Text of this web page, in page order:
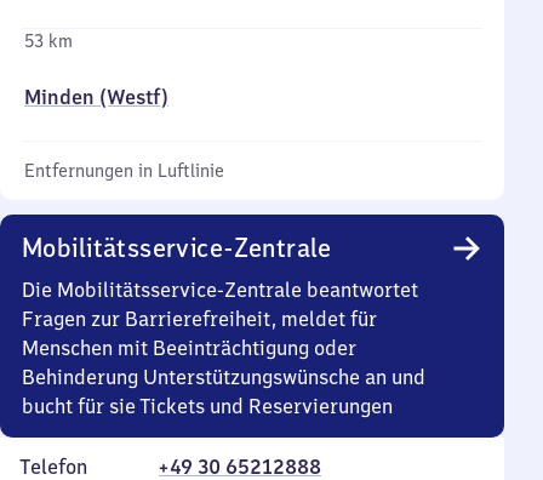
53 km
Minden (Westf)
Entfernungen in Luftlinie
Mobilitätsservice-Zentrale
Die Mobilitätsservice-Zentrale beantwortet
Fragen zur Barrierefreiheit, meldet für
Menschen mit Beeinträchtigung oder
Behinderung Unterstützungswünsche an und
bucht für sie Tickets und Reservierungen
Telefon
+49 30 65212888